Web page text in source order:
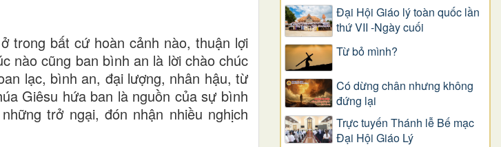
trong bất cứ hoàn cảnh nào, thuận lợi
nào cũng ban bình an là lời chào chúc
lạc, bình an, đại lượng, nhân hậu, từ
Giêsu hứa ban là nguồn của sự bình
trở ngại, đón nhận nhiều nghịch
Đại Hội Giáo lý toàn quốc lần
thứ VII -Ngày cuối
Từ bỏ mình?
Có dừng chân nhưng không
đứng lại
Trực tuyến Thánh lễ Bế mạc
Đại Hội Giáo Lý